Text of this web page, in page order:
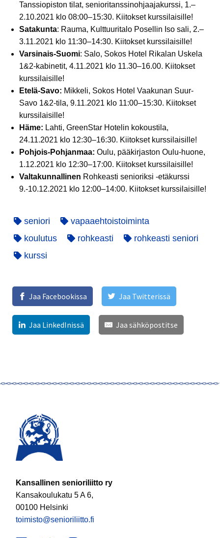
Tanssiopiston tilat, senioritanssinohjaajakurssi, 1.–
2.10.2021 klo 08:00–15:30. Kiitokset kurssilaisille!
Satakunta: Rauma, Kulttuuritalo Posellin Iso sali, 2.–
3.11.2021 klo 11:30–14:30. Kiitokset kurssilaisille!
Varsinais-Suomi: Salo, Sokos Hotel Rikalan Uskela
1&2-kabinetit, 4.11.2021 klo 11.30–16.00. Kiitokset
kurssilaisille!
Etelä-Savo: Mikkeli, Sokos Hotel Vaakunan Suur-
Savo 1&2-tila, 9.11.2021 klo 11:00–15:30. Kiitokset
kurssilaisille!
Häme: Lahti, GreenStar Hotelin kokoustila,
24.11.2021 klo 12:30–16:30. Kiitokset kurssilaisille!
Pohjois-Pohjanmaa: Oulu, pääkirjaston Oulu-huone,
1.12.2021 klo 12:30–17:00. Kiitokset kurssilaisille!
Valtakunnallinen Rohkeasti senioriksi -etäkurssi
9.-10.12.2021 klo 12:00–14:00. Kiitokset kurssilaisille!
seniori
vapaaehtoistoiminta
koulutus
rohkeasti
rohkeasti seniori
kurssi
Jaa Facebookissa Jaa Twitterissä
Jaa LinkedInissä Jaa sähköpostitse
Kansallinen senioriliitto ry
Kansakoulukatu 5 A 6,
00100 Helsinki
toimisto@senioriliitto.fi